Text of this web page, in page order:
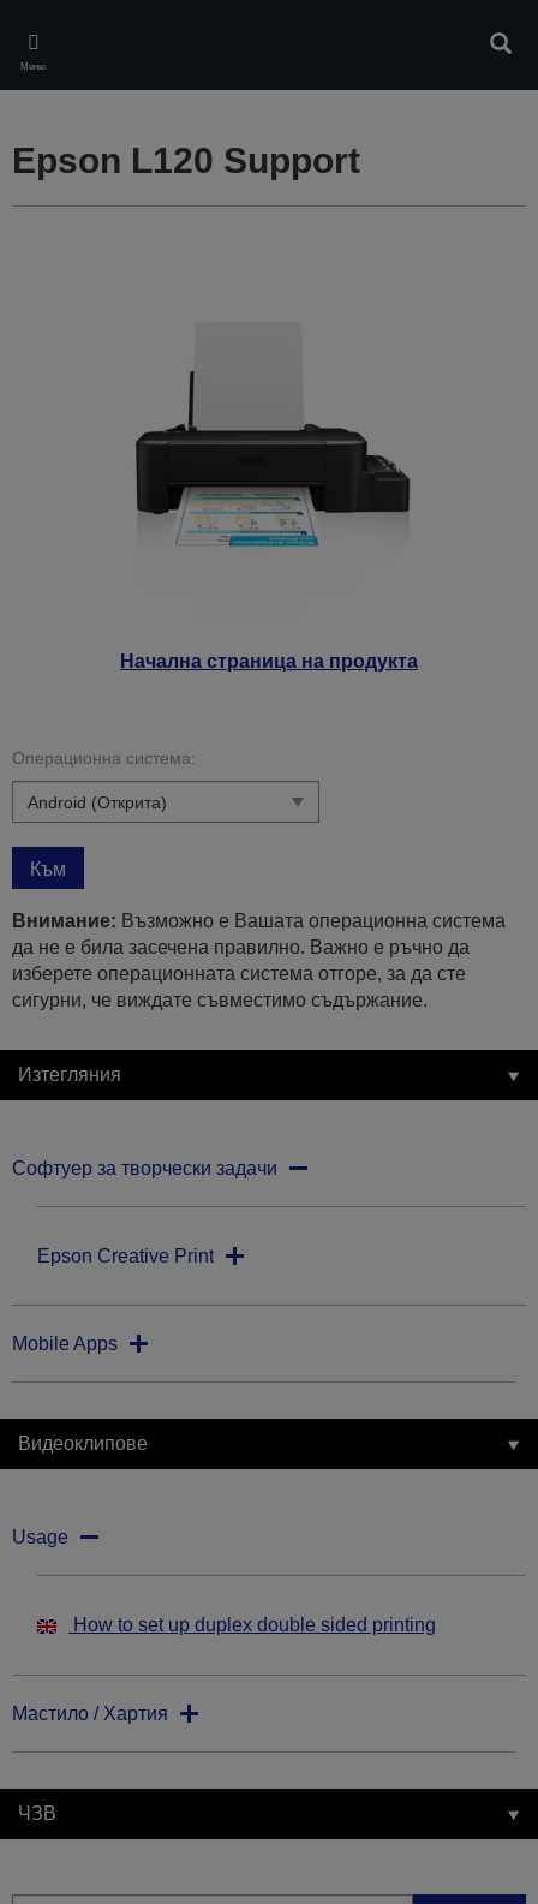
main
content
Меню
Начална страница на продукта
Epson L120 Support
Операционна система:
Към
Внимание: Възможно е Вашата операционна система
да не е била засечена правилно. Важно е ръчно да
изберете операционната система отгоре, за да сте
сигурни, че виждате съвместимо съдържание.
Изтегляния
Софтуер за творчески задачи
Epson Creative Print
Mobile Apps
Видеоклипове
Usage
How to set up duplex double sided printing
Мастило / Хартия
ЧЗВ